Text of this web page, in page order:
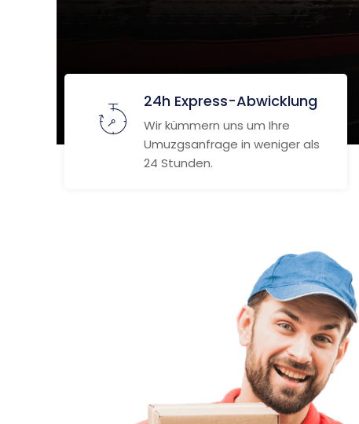
24h Express-Abwicklung
Wir kümmern uns um Ihre
Umuzgsanfrage in weniger als
24 Stunden.